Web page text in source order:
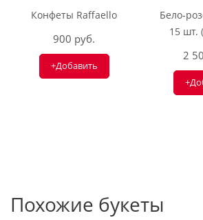
Конфеты Raffaello
900 руб.
+Добавить
Бело-
15 шт.
2
Похожие букеты